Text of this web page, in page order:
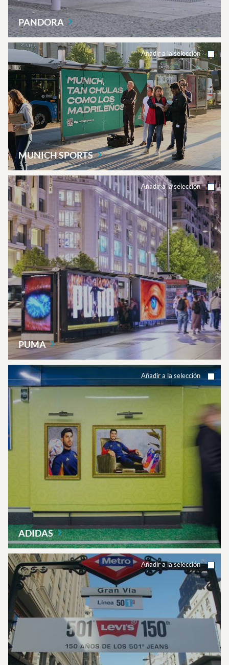
PANDORA
MUNICHSPORTS
Añadir a la selección
PUMA
Añadir a la selección
ADIDAS
Añadir a la selección
Añadir a la selección